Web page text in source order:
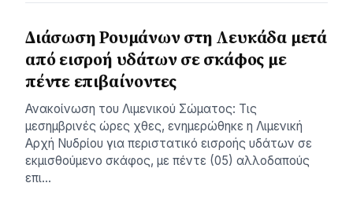
Διάσωση Ρουμάνων στη Λευκάδα μετά
από εισροή υδάτων σε σκάφος με
πέντε επιβαίνοντες
Ανακοίνωση του Λιμενικού Σώματος: Τις
μεσημβρινές ώρες χθες, ενημερώθηκε η Λιμενική
Αρχή Νυδρίου για περιστατικό εισροής υδάτων σε
εκμισθούμενο σκάφος, με πέντε (05) αλλοδαπούς
επι…